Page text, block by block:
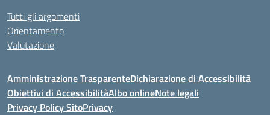
Tutti gli argomenti
Orientamento
Valutazione
Amministrazione TrasparenteDichiarazione di Accessibilità
Obiettivi di AccessibilitàAlbo onlineNote legali
Privacy Policy SitoPrivacy